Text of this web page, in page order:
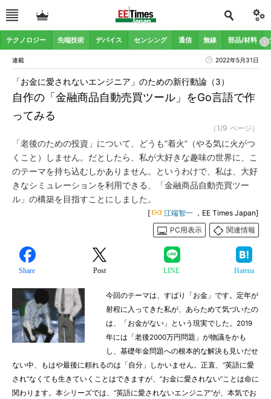
テクノロジー 先端技術 デバイス センシング 通信 無線 部品/材料
連載 2022年5月31日
自作の「金融商品自動売買ツール」をGo言語で作
ってみる
「お金に愛されないエンジニア」のための新行動論（3）
（1/9 ページ）
「老後のための投資」について、どうも“着火”（やる気に火がつ
くこと）しません。だとしたら、私が大好きな趣味の世界に、こ
のテーマを持ち込むしかありません。というわけで、私は、大好
きなシミュレーションを利用できる、「金融商品自動売買ツー
ル」の構築を目指すことにしました。
[ 江端智一 ，EE Times Japan]
PC用表示
関連情報
Share Post LINE Hatena
今回のテーマは、すばり「お金」です。定年が
射程に入ってきた私が、あらためて気づいたの
は、「お金がない」という現実でした。2019
年には「老後2000万円問題」が物議をかも
し、基礎年金問題への根本的な解決も見いだせ
ない中、もはや最後に頼れるのは「自分」しかいません。正直、“英語に愛
され”なくても生きていくことはできますが、“お金に愛されない”ことは命に
関わります。本シリーズでは、“英語に愛されないエンジニア”が、本気でお